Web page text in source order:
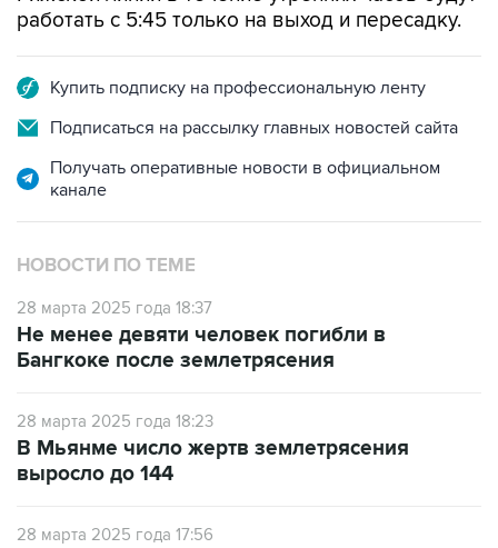
работать с 5:45 только на выход и пересадку.
Купить подписку на профессиональную ленту
Подписаться на рассылку главных новостей сайта
Получать оперативные новости в официальном
канале
НОВОСТИ ПО ТЕМЕ
28 марта 2025 года 18:37
Не менее девяти человек погибли в
Бангкоке после землетрясения
28 марта 2025 года 18:23
В Мьянме число жертв землетрясения
выросло до 144
28 марта 2025 года 17:56